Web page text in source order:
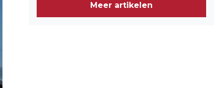
Meer artikelen